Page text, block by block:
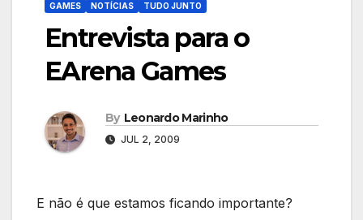
GAMES NOTÍCIAS TUDO JUNTO
Entrevista para o
EArena Games
By Leonardo Marinho
JUL 2, 2009
E não é que estamos ficando importante?